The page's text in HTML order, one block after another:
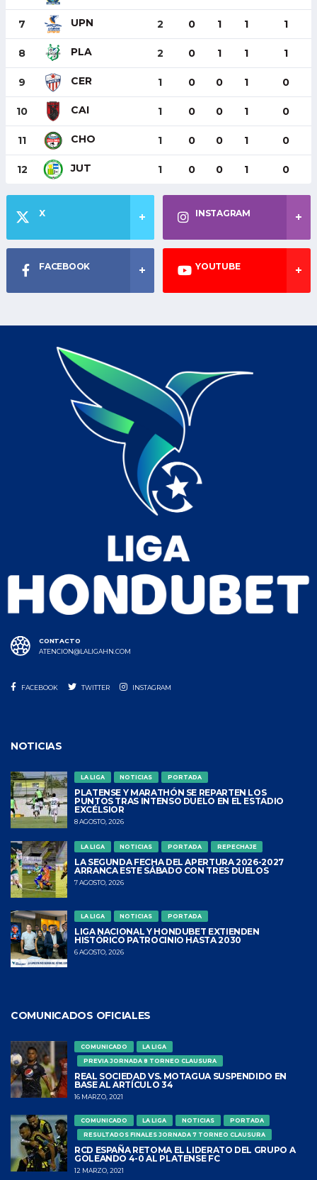
7 UPN 2 0 1 1 1
8 PLA 2 0 1 1 1
9 CER 1 0 0 1 0
10 CAI 1 0 0 1 0
11 CHO 1 0 0 1 0
12 JUT 1 0 0 1 0
X INSTAGRAM
FACEBOOK YOUTUBE
CONTACTO
ATENCION@LALIGAHN.COM
FACEBOOK TWITTER INSTAGRAM
NOTICIAS
LA LIGA NOTICIAS PORTADA
PLATENSE Y MARATHÓN SE REPARTEN LOS
PUNTOS TRAS INTENSO DUELO EN EL ESTADIO
EXCÉLSIOR
8 AGOSTO, 2026
LA LIGA NOTICIAS PORTADA REPECHAJE
LA SEGUNDA FECHA DEL APERTURA 2026-2027
ARRANCA ESTE SÁBADO CON TRES DUELOS
7 AGOSTO, 2026
LA LIGA NOTICIAS PORTADA
LIGA NACIONAL Y HONDUBET EXTIENDEN
HISTÓRICO PATROCINIO HASTA 2030
6 AGOSTO, 2026
COMUNICADOS OFICIALES
COMUNICADO
LA LIGA
PREVIA JORNADA 8 TORNEO CLAUSURA
REAL SOCIEDAD VS. MOTAGUA SUSPENDIDO EN
BASE AL ARTÍCULO 34
16 MARZO, 2021
COMUNICADO LA LIGA NOTICIAS
PORTADA
RESULTADOS FINALES JORNADA 7 TORNEO CLAUSURA
RCD ESPAÑA RETOMA EL LIDERATO DEL GRUPO A
GOLEANDO 4-0 AL PLATENSE FC
12 MARZO, 2021